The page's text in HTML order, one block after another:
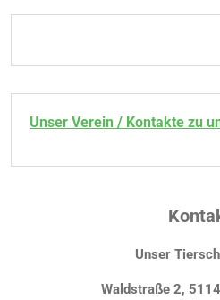
Unser Verein / Kontakte zu
Unser
Waldstraße 2,